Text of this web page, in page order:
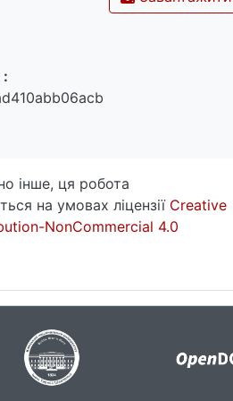
:
інше, ця робота
на умовах ліцензії Creative
NonCommercial 4.0